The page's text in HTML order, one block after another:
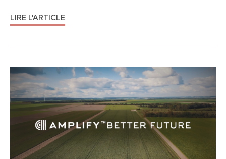
LIRE L'ARTICLE